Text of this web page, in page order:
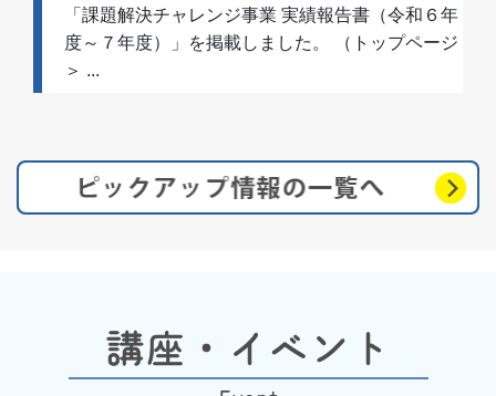
「課題解決チャレンジ事業 実績報告書（令和６年
度～７年度）」を掲載しました。 （トップページ
＞ ...